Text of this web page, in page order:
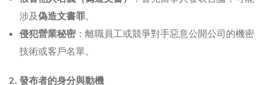
涉及偽造文書罪。
侵犯營業秘密：離職員工或競爭對手惡意公開公司的機密
技術或客戶名單。
2. 發布者的身分與動機